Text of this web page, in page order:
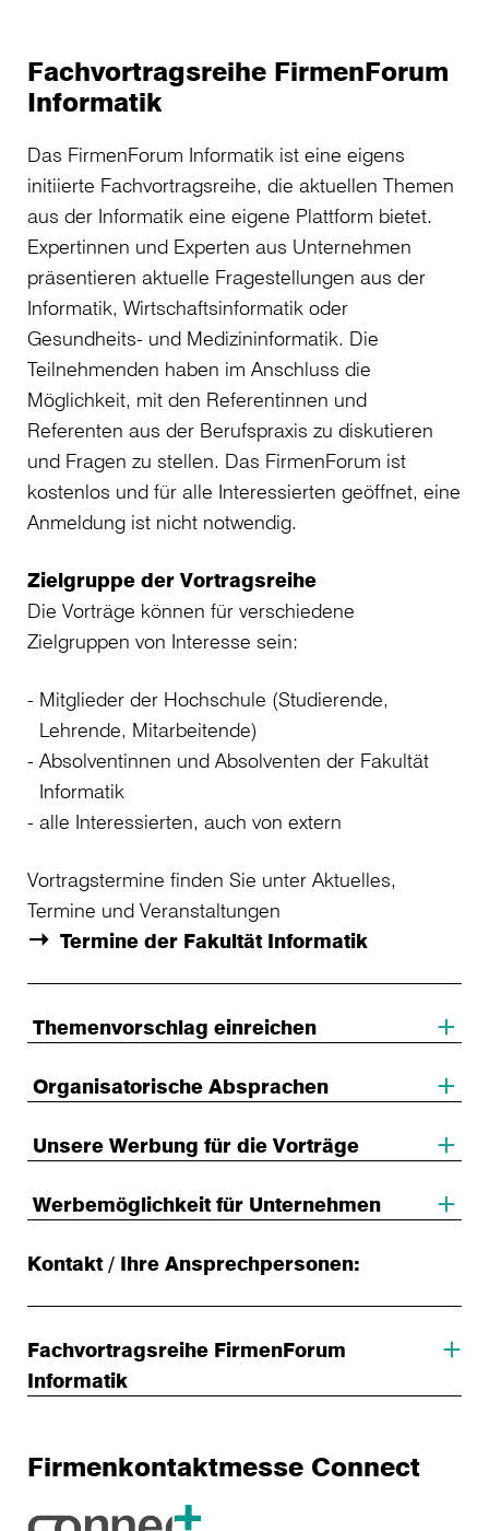
Fachvortragsreihe FirmenForum
Informatik
Das FirmenForum Informatik ist eine eigens
initiierte Fachvortragsreihe, die aktuellen Themen
aus der Informatik eine eigene Plattform bietet.
Expertinnen und Experten aus Unternehmen
präsentieren aktuelle Fragestellungen aus der
Informatik, Wirtschaftsinformatik oder
Gesundheits- und Medizininformatik. Die
Teilnehmenden haben im Anschluss die
Möglichkeit, mit den Referentinnen und
Referenten aus der Berufspraxis zu diskutieren
und Fragen zu stellen. Das FirmenForum ist
kostenlos und für alle Interessierten geöffnet, eine
Anmeldung ist nicht notwendig.
Zielgruppe der Vortragsreihe
Die Vorträge können für verschiedene
Zielgruppen von Interesse sein:
Mitglieder der Hochschule (Studierende,
Lehrende, Mitarbeitende)
Absolventinnen und Absolventen der Fakultät
Informatik
alle Interessierten, auch von extern
Vortragstermine finden Sie unter Aktuelles,
Termine und Veranstaltungen
Termine der Fakultät Informatik
Themenvorschlag einreichen
Organisatorische Absprachen
Unsere Werbung für die Vorträge
Werbemöglichkeit für Unternehmen
Kontakt / Ihre Ansprechpersonen:
Fachvortragsreihe FirmenForum
Informatik
Firmenkontaktmesse Connect